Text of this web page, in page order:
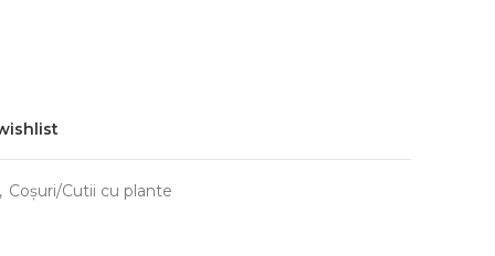
, Coșuri/Cutii cu plante